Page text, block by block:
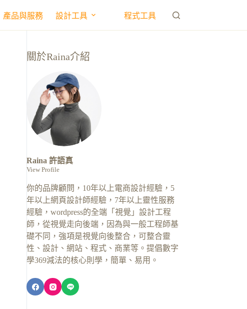
產品與服務 設計工具 程式工具
關於Raina介紹
Raina 許語真
View Profile
你的品牌顧問，10年以上電商設計經驗，5
年以上網頁設計師經驗，7年以上靈性服務
經驗，wordpress的全端「視覺」設計工程
師，從視覺走向後端，因為與一般工程師基
礎不同，強項是視覺向後整合，可整合靈
性、設計、網站、程式、商業等。提倡數字
學369減法的核心則學，簡單、易用。